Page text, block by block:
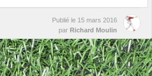
Publié le 15 mars 2016
par Richard Moulin